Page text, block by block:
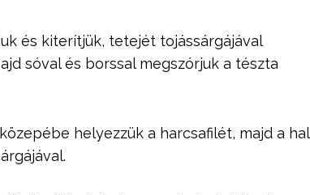
és kiterítjük, tetejét tojássárgájával
sóval és borssal megszórjuk a tészta
helyezzük a harcsafilét, majd a hal